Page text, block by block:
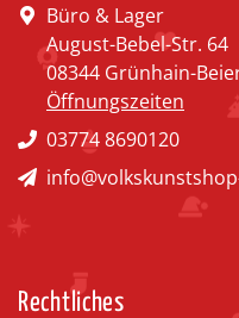
Büro & Lager
August-Bebel-Str. 64
08344 Grünhain-
Öffnungszeiten
03774 8690120
Rechtliches